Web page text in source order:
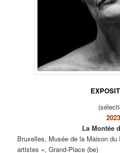
2023
La Montée
Bruxelles, Musée de la Maison
artistes », Grand-Place (be)